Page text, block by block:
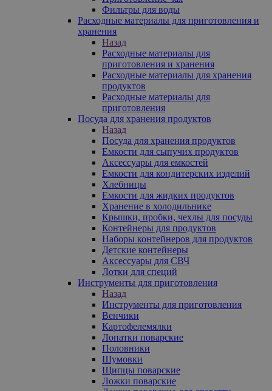
Фильтры для воды
Расходные материалы для приготовления и
хранения
Назад
Расходные материалы для
приготовления и хранения
Расходные материалы для хранения
продуктов
Расходные материалы для
приготовления
Посуда для хранения продуктов
Назад
Посуда для хранения продуктов
Емкости для сыпучих продуктов
Аксессуары для емкостей
Емкости для кондитерских изделий
Хлебницы
Емкости для жидких продуктов
Хранение в холодильнике
Крышки, пробки, чехлы для посуды
Контейнеры для продуктов
Наборы контейнеров для продуктов
Детские контейнеры
Аксессуары для СВЧ
Лотки для специй
Инструменты для приготовления
Назад
Инструменты для приготовления
Венчики
Картофелемялки
Лопатки поварские
Половники
Шумовки
Щипцы поварские
Ложки поварские